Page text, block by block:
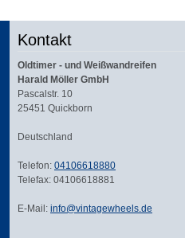
Kontakt
Oldtimer - und Weißwandreifen
Harald Möller GmbH
Pascalstr. 10
25451 Quickborn
Deutschland
Telefon: 04106618880
Telefax: 04106618881
E-Mail: info@vintagewheels.de